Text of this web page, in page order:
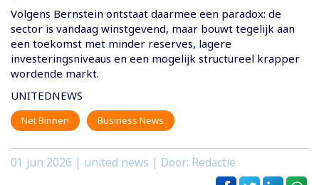
Volgens Bernstein ontstaat daarmee een paradox: de
sector is vandaag winstgevend, maar bouwt tegelijk aan
een toekomst met minder reserves, lagere
investeringsniveaus en een mogelijk structureel krapper
wordende markt.
UNITEDNEWS
Net Binnen Business News
01 jun 2026 | united news | Door: Redactie